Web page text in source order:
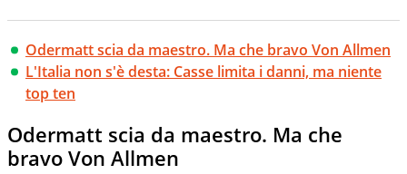
Odermatt scia da maestro. Ma che bravo Von Allmen
L'Italia non s'è desta: Casse limita i danni, ma niente
top ten
Odermatt scia da maestro. Ma che
bravo Von Allmen